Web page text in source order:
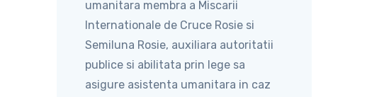
umanitara membra a Miscarii
Internationale de Cruce Rosie si
Semiluna Rosie, auxiliara autoritatii
publice si abilitata prin lege sa
asigure asistenta umanitara in caz